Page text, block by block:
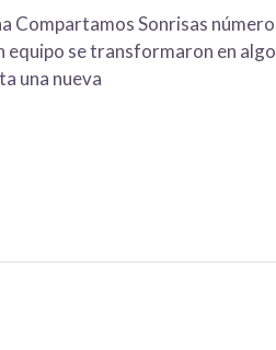
Compartamos Sonrisas número
equipo se transformaron en algo
una nueva